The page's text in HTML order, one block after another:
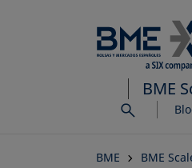
al
BME
BME
BME